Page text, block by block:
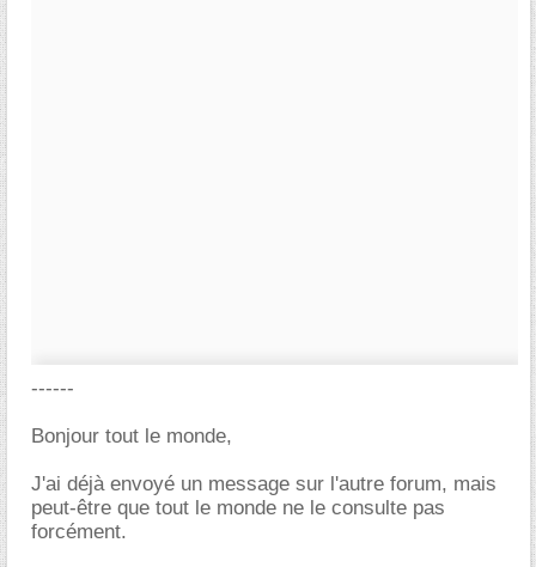
------
Bonjour tout le monde,
J'ai déjà envoyé un message sur l'autre forum, mais
peut-être que tout le monde ne le consulte pas
forcément.